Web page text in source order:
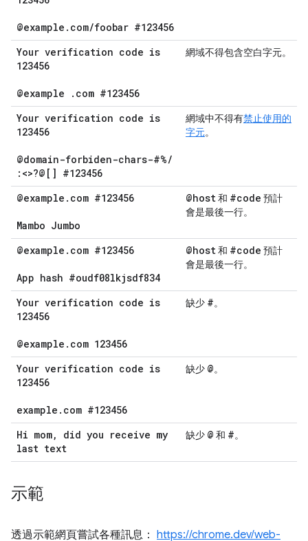
@example . com/foobar #123456
Your verification code is
123456
@example . com #123456
網域不得包含空白字元。
Your verification code is
123456
@domain-forbiden-chars-#%/
:<>?@[] #123456
網域中不得有禁止使用的
字元。
@example . com #123456
Mambo Jumbo
@host和 #code 預計
會是最後一行。
@example . com #123456
App hash #oudf08lkjsdf834
@host和 #code 預計
會是最後一行。
Your verification code is
123456
@example . com 123456
缺少 #。
Your verification code is
123456
example . com #123456
缺少 @。
Hi mom,
did you receive my
last text
缺少 @ 和 #。
示範
透過示範網頁嘗試各種訊息： https://chrome.dev/web-